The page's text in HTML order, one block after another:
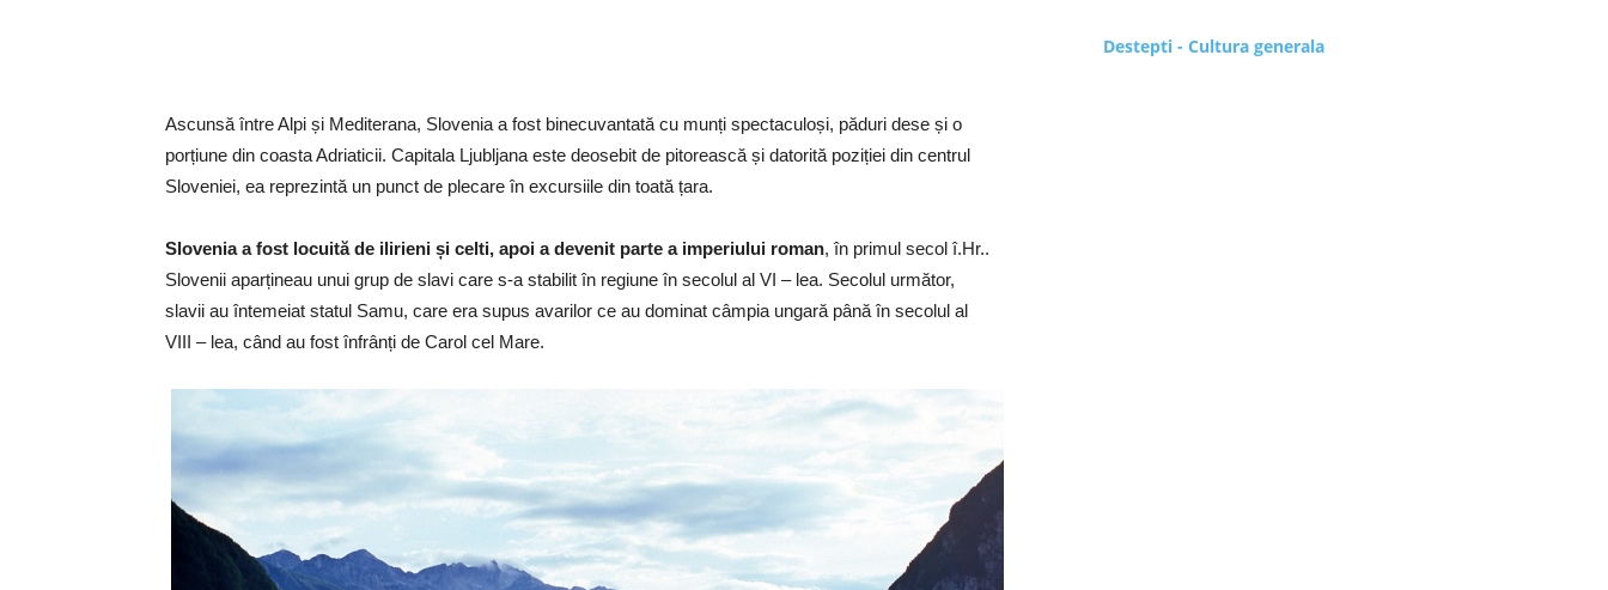
Ascunsă între Alpi și Mediterana, Slovenia a fost binecuvantată cu munți spectaculoși, păduri dese și o
porțiune din coasta Adriaticii. Capitala Ljubljana este deosebit de pitorească și datorită poziției din centrul
Sloveniei, ea reprezintă un punct de plecare în excursiile din toată țara.
Slovenia a fost locuită de ilirieni și celti, apoi a devenit parte a imperiului roman, în primul secol î.Hr..
Slovenii aparțineau unui grup de slavi care s-a stabilit în regiune în secolul al VI – lea. Secolul următor,
slavii au întemeiat statul Samu, care era supus avarilor ce au dominat câmpia ungară până în secolul al
VIII – lea, când au fost înfrânți de Carol cel Mare.
Destepti - Cultura generala